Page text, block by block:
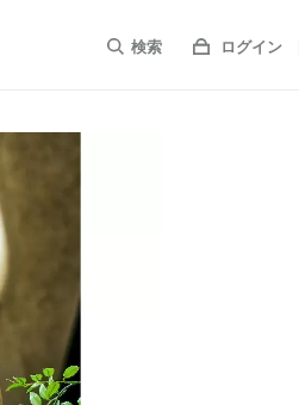
検索 ログイン